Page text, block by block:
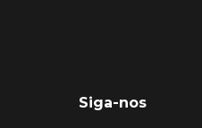
Siga-nos